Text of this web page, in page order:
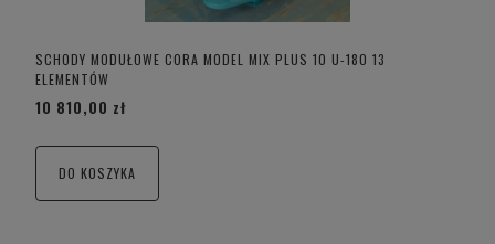
SCHODY MODUŁOWE CORA MODEL MIX PLUS 10 U-180 13
ELEMENTÓW
10 810,00 zł
DO KOSZYKA